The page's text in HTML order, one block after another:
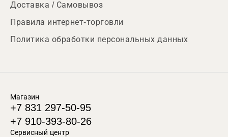
Доставка / Самовывоз
Правила интернет-торговли
Политика обработки персональных данных
Магазин
+7 831 297-50-95
+7 910-393-80-26
Сервисный центр